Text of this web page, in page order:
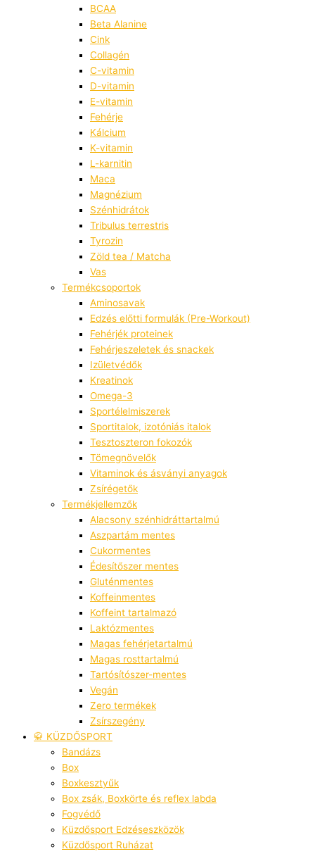
BCAA
Beta Alanine
Cink
Collagén
C-vitamin
D-vitamin
E-vitamin
Fehérje
Kálcium
K-vitamin
L-karnitin
Maca
Magnézium
Szénhidrátok
Tribulus terrestris
Tyrozin
Zöld tea / Matcha
Vas
Termékcsoportok
Aminosavak
Edzés előtti formulák (Pre-Workout)
Fehérjék proteinek
Fehérjeszeletek és snackek
Izületvédők
Kreatinok
Omega-3
Sportélelmiszerek
Sportitalok, izotóniás italok
Tesztoszteron fokozók
Tömegnövelők
Vitaminok és ásványi anyagok
Zsírégetők
Termékjellemzők
Alacsony szénhidráttartalmú
Aszpartám mentes
Cukormentes
Édesítőszer mentes
Gluténmentes
Koffeinmentes
Koffeint tartalmazó
Laktózmentes
Magas fehérjetartalmú
Magas rosttartalmú
Tartósítószer-mentes
Vegán
Zero termékek
Zsírszegény
🥋 KÜZDŐSPORT
Bandázs
Box
Boxkesztyűk
Box zsák, Boxkörte és reflex labda
Fogvédő
Küzdősport Edzéseszközök
Küzdősport Ruházat